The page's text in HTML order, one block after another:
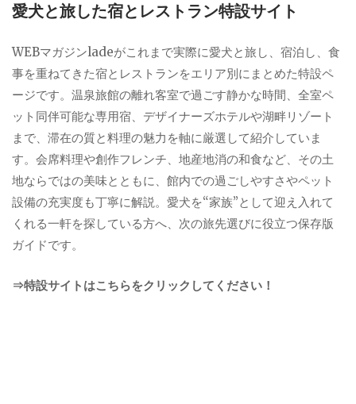
愛犬と旅した宿とレストラン特設サイト
WEBマガジンladeがこれまで実際に愛犬と旅し、宿泊し、食
事を重ねてきた宿とレストランをエリア別にまとめた特設ペ
ージです。温泉旅館の離れ客室で過ごす静かな時間、全室ペ
ット同伴可能な専用宿、デザイナーズホテルや湖畔リゾート
まで、滞在の質と料理の魅力を軸に厳選して紹介していま
す。会席料理や創作フレンチ、地産地消の和食など、その土
地ならではの美味とともに、館内での過ごしやすさやペット
設備の充実度も丁寧に解説。愛犬を“家族”として迎え入れて
くれる一軒を探している方へ、次の旅先選びに役立つ保存版
ガイドです。
⇒特設サイトはこちらをクリックしてください！